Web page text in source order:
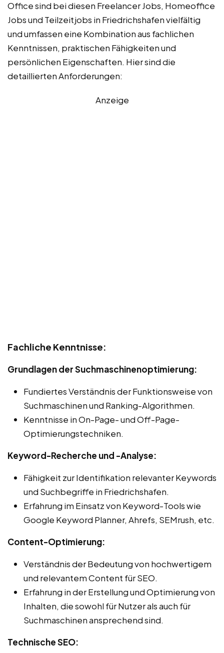
Office sind bei diesen Freelancer Jobs, Homeoffice
Jobs und Teilzeitjobs in Friedrichshafen vielfältig
und umfassen eine Kombination aus fachlichen
Kenntnissen, praktischen Fähigkeiten und
persönlichen Eigenschaften. Hier sind die
detaillierten Anforderungen:
Anzeige
Fachliche Kenntnisse:
Grundlagen der Suchmaschinenoptimierung:
Fundiertes Verständnis der Funktionsweise von
Suchmaschinen und Ranking-Algorithmen.
Kenntnisse in On-Page- und Off-Page-
Optimierungstechniken.
Keyword-Recherche und -Analyse:
Fähigkeit zur Identifikation relevanter Keywords
und Suchbegriffe in Friedrichshafen.
Erfahrung im Einsatz von Keyword-Tools wie
Google Keyword Planner, Ahrefs, SEMrush, etc.
Content-Optimierung:
Verständnis der Bedeutung von hochwertigem
und relevantem Content für SEO.
Erfahrung in der Erstellung und Optimierung von
Inhalten, die sowohl für Nutzer als auch für
Suchmaschinen ansprechend sind.
Technische SEO: